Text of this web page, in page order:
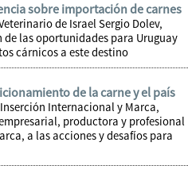
sobre importación de carnes
de Israel Sergio Dolev,
las oportunidades para Uruguay
cárnicos a este destino
de la carne y el país
Internacional y Marca,
productora y profesional
a las acciones y desafíos para